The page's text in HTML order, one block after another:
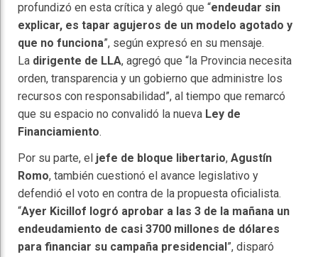
profundizó en esta crítica y alegó que “endeudar sin
explicar, es tapar agujeros de un modelo agotado y
que no funciona”, según expresó en su mensaje.
La dirigente de LLA, agregó que “la Provincia necesita
orden, transparencia y un gobierno que administre los
recursos con responsabilidad”, al tiempo que remarcó
que su espacio no convalidó la nueva Ley de
Financiamiento.
Por su parte, el jefe de bloque libertario, Agustín
Romo, también cuestionó el avance legislativo y
defendió el voto en contra de la propuesta oficialista.
“Ayer Kicillof logró aprobar a las 3 de la mañana un
endeudamiento de casi 3700 millones de dólares
para financiar su campaña presidencial ”, disparó